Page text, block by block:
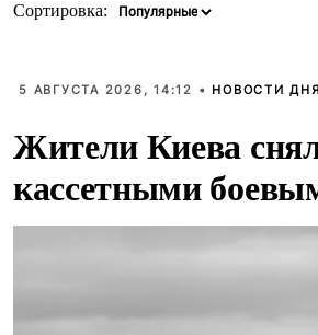
Сортировка:
5 АВГУСТА 2026, 14:12 • НОВОСТИ ДНЯ
Жители Киева
кассетными